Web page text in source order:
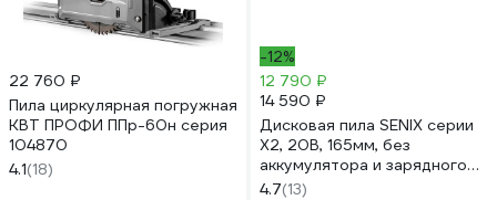
22 760 ₽
Пила циркулярная погружная
КВТ ПРОФИ ППр-60н серия
104870
4.1(18)
-12%
12 790 ₽
14 590 ₽
Дисковая пила SENIX серии
X2, 20В, 165мм, без
аккумулятора и зарядного
устройства PSCX2-M6-EU-0
4.7(13)